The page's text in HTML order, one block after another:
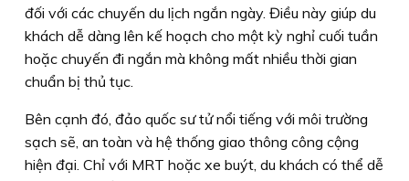
đối với các chuyến du lịch ngắn ngày. Điều này giúp du
khách dễ dàng lên kế hoạch cho một kỳ nghỉ cuối tuần
hoặc chuyến đi ngắn mà không mất nhiều thời gian
chuẩn bị thủ tục.
Bên cạnh đó, đảo quốc sư tử nổi tiếng với môi trường
sạch sẽ, an toàn và hệ thống giao thông công cộng
hiện đại. Chỉ với MRT hoặc xe buýt, du khách có thể dễ